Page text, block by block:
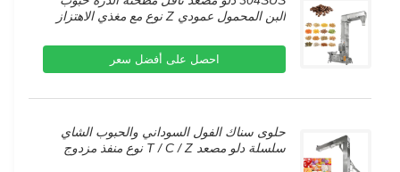
البن المحمول عمودي Z نوع مع مغذي الاهتزاز
احصل على أفضل سعر
حلوى سناك الفول السوداني والحبوب الشاي
سلسلة دلو مصعد T / C / Z نوع منفذ مزدوج
لآلة الغذاء